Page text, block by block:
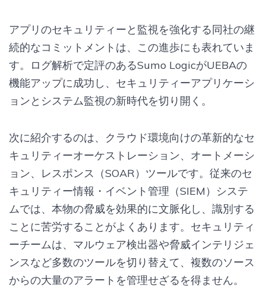
アプリのセキュリティーと監視を強化する同社の継
続的なコミットメントは、この進歩にも表れていま
す。ログ解析で定評のあるSumo LogicがUEBAの
機能アップに成功し、セキュリティーアプリケーシ
ョンとシステム監視の新時代を切り開く。
次に紹介するのは、クラウド環境向けの革新的なセ
キュリティーオーケストレーション、オートメーシ
ョン、レスポンス（SOAR）ツールです。従来のセ
キュリティー情報・イベント管理（SIEM）システ
ムでは、本物の脅威を効果的に文脈化し、識別する
ことに苦労することがよくあります。セキュリティ
ーチームは、マルウェア検出器や脅威インテリジェ
ンスなど多数のツールを切り替えて、複数のソース
からの大量のアラートを管理せざるを得ません。